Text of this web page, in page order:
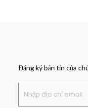
Đăng ký bản tin của